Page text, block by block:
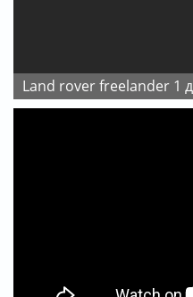
land rover freelander 1